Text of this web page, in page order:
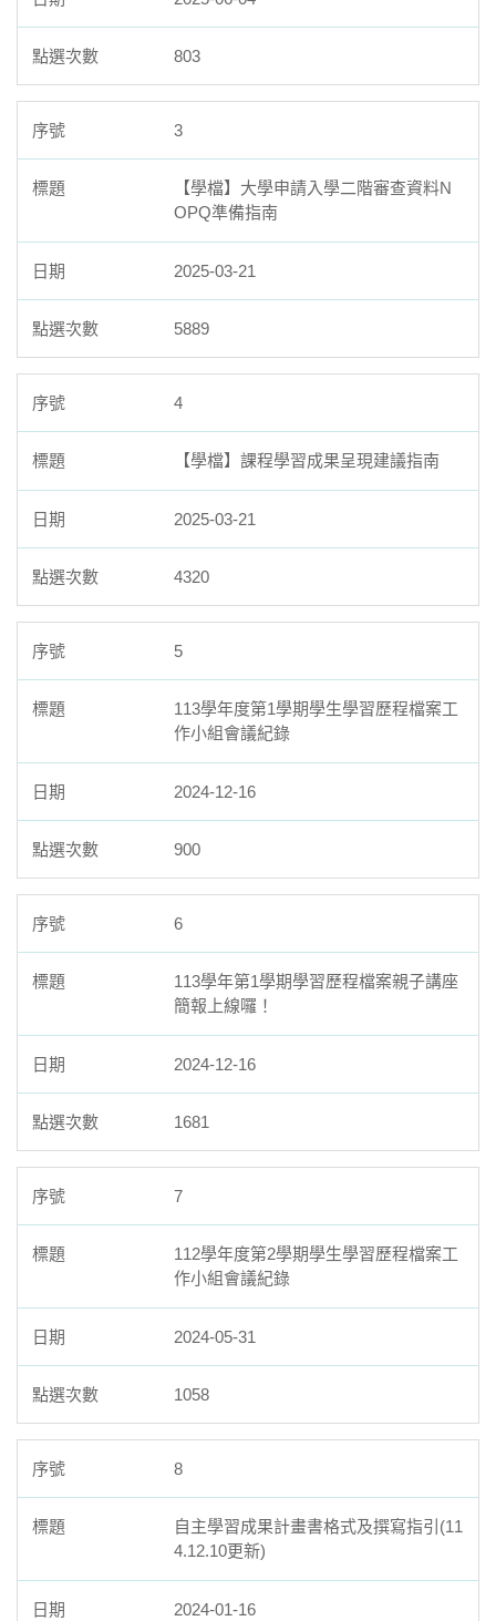
803
3
【學檔】大學申請入學二階審查資料N
OPQ準備指南
2025-03-21
5889
4
【學檔】課程學習成果呈現建議指南
2025-03-21
4320
5
113學年度第1學期學生學習歷程檔案工
作小組會議紀錄
2024-12-16
900
6
113學年第1學期學習歷程檔案親子講座
簡報上線囉！
2024-12-16
1681
7
112學年度第2學期學生學習歷程檔案工
作小組會議紀錄
2024-05-31
1058
8
自主學習成果計畫書格式及撰寫指引(11
4.12.10更新)
2024-01-16